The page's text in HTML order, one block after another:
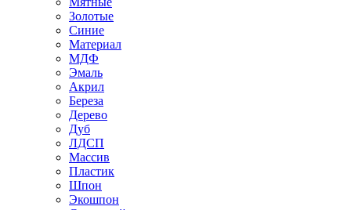
Золотые
Синие
Материал
МДФ
Эмаль
Акрил
Береза
Дерево
Дуб
ЛДСП
Массив
Пластик
Шпон
Экошпон